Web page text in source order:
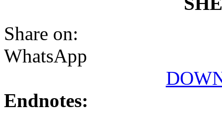
Share on:
WhatsApp
Endnotes: